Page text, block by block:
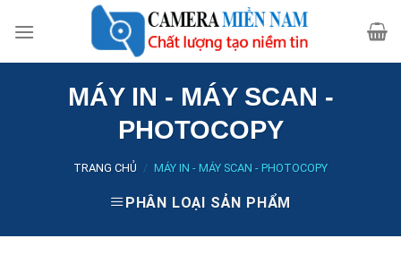
MÁY IN - MÁY SCAN -
PHOTOCOPY
TRANG CHỦ / MÁY IN - MÁY SCAN - PHOTOCOPY
PHÂN LOẠI SẢN PHẨM